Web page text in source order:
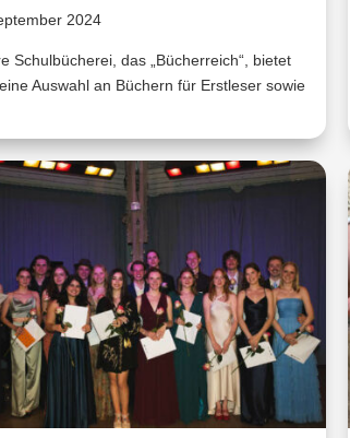
2024
Schulbücherei, das „Bücherreich“, bietet
Auswahl an Büchern für Erstleser sowie